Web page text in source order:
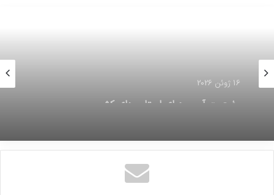
16 ژوئن 2026
آمریکا با آزادسازی دارایی‌های ایران مخالفت کرد